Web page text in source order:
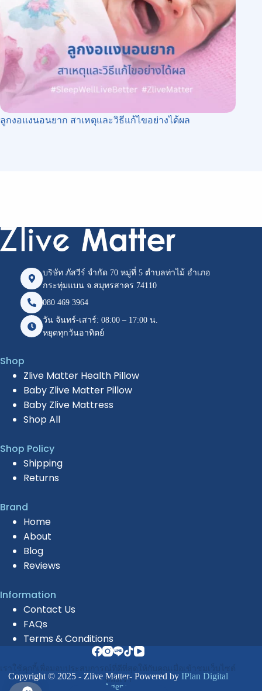
ของเรา
ลูกงอแงนอนยาก สาเหตุและวิธีแก้ไขอย่างได้ผล
บริษัท ภัสวีร์ จำกัด 70 หมู่ที่ 5 ตำบลท่าไม้ อำเภอ
กระทุ่มแบน จ.สมุทรสาคร 74110
080 469 3964
วัน จันทร์-เสาร์: 08:00 – 17:00 น.
หยุดทุกวันอาทิตย์
Shop
Zlive Matter Health Pillow
Baby Zlive Matter Pillow
Baby Zlive Mattress
Shop All
Shop Policy
Shipping
Returns
Brand
Home
About
Blog
Reviews
Information
Contact Us
FAQs
Terms & Conditions
Copyright © 2025 - Zlive Matter- Powered byIPlan Digital
Agency